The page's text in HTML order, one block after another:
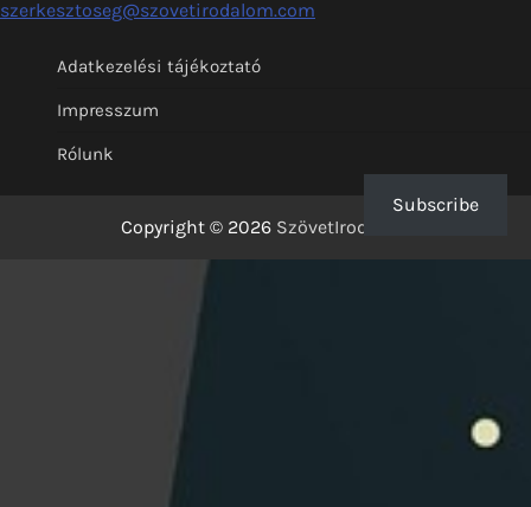
szerkesztoseg@szovetirodalom.com
Adatkezelési tájékoztató
Impresszum
Rólunk
Copyright © 2026 SzövetIrodalom
Subscribe